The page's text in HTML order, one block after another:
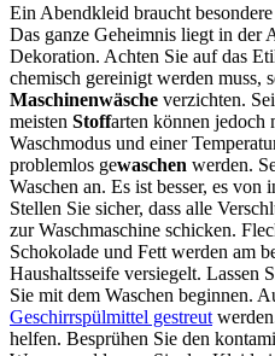
Ein Abendkleid braucht
Das ganze Geheimnis liegt in der
Dekoration. Achten Sie auf das
chemisch gereinigt werden muss,
Maschinenwäsche verzichten.
meisten Stoffarten können jedoch
Waschmodus und einer
problemlos gewaschen werden.
Waschen an. Es ist besser, es von
Stellen Sie sicher, dass alle
zur Waschmaschine schicken.
Schokolade und Fett werden am
Haushaltsseife versiegelt. Lassen
Sie mit dem Waschen beginnen.
Geschirrspülmittel gestreut
helfen. Besprühen Sie den